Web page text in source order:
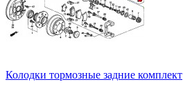
Колодки тормозные задние комплект